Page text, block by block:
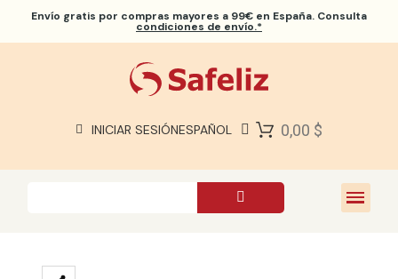
Envío gratis por compras mayores a 99€ en España. Consulta
condiciones de envío.*
INICIAR SESIÓNESPAÑOL 0,00 $